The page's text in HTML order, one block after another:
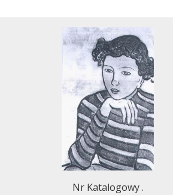
Nr Katalogowy .